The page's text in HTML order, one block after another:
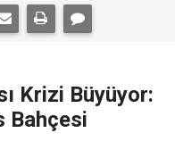
Krizi Büyüyor:
Bahçesi